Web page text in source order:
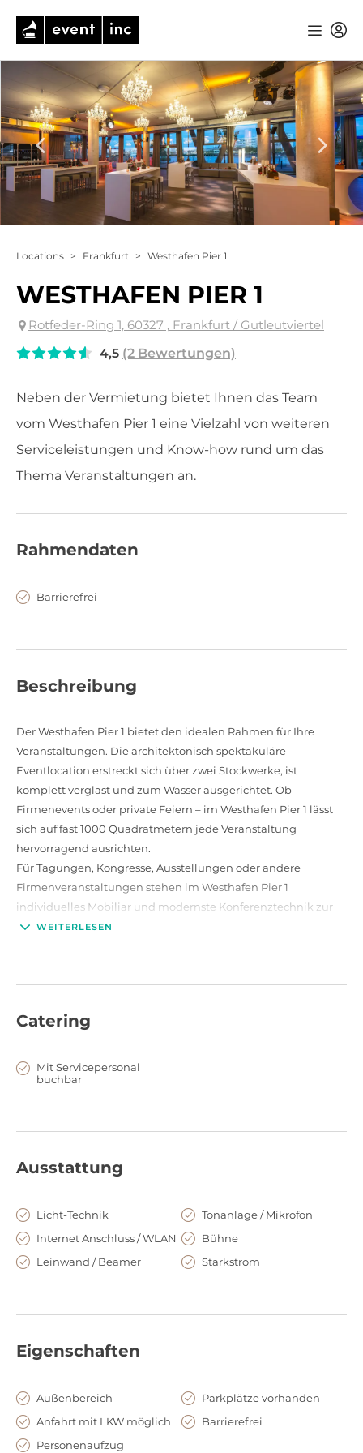
Locations > Frankfurt > Westhafen Pier 1
WESTHAFEN PIER 1
Rotfeder-Ring 1, 60327 , Frankfurt / Gutleutviertel
4,5 (2 Bewertungen)
Neben der Vermietung bietet Ihnen das Team
vom Westhafen Pier 1 eine Vielzahl von weiteren
Serviceleistungen und Know-how rund um das
Thema Veranstaltungen an.
Rahmendaten
Barrierefrei
Beschreibung
Der Westhafen Pier 1 bietet den idealen Rahmen für Ihre
Veranstaltungen. Die architektonisch spektakuläre
Eventlocation erstreckt sich über zwei Stockwerke, ist
komplett verglast und zum Wasser ausgerichtet. Ob
Firmenevents oder private Feiern – im Westhafen Pier 1 lässt
sich auf fast 1000 Quadratmetern jede Veranstaltung
hervorragend ausrichten.
Für Tagungen, Kongresse, Ausstellungen oder andere
Firmenveranstaltungen stehen im Westhafen Pier 1
individuelles Mobiliar und modernste Konferenztechnik zur
Verfügung.
an. Das moderne Ambiente und die Architektur lassen jede
bis zu 300 Gäste ein, mit Ihnen zu feiern und dabei den Blick
Kreativität keine Grenzen gesetzt und das
Veranstaltungsteam des Westhafens Pier 1 wird Sie bei jeder
Zugriff. Bei Abend- und Wochenendveranstaltungen können
Sie auf Anfrage alle 300 Parkplätze nutzen.
WEITERLESEN
Catering
Mit Servicepersonal
buchbar
Ausstattung
Licht-Technik
Tonanlage / Mikrofon
Internet Anschluss / WLAN
Bühne
Leinwand / Beamer
Starkstrom
Eigenschaften
Außenbereich
Parkplätze vorhanden
Anfahrt mit LKW möglich
Barrierefrei
Personenaufzug